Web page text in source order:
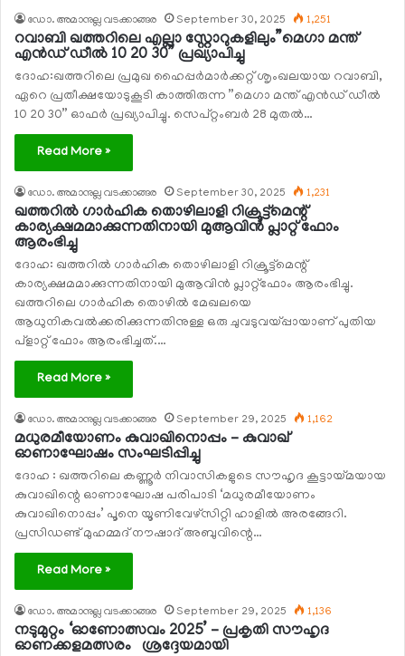
ഡോ. അമാനുല്ല വടക്കാങ്ങര September 30, 2025 1,251
റവാബി ഖത്തറിലെ എല്ലാ സ്റ്റോറുകളിലും”മെഗാ മന്ത്
എന്‍ഡ് ഡീല്‍ 10 20 30” പ്രഖ്യാപിച്ചു
ദോഹ:ഖത്തറിലെ പ്രമുഖ ഹൈപ്പര്‍മാര്‍ക്കറ്റ് ശൃംഖലയായ റവാബി,
ഏറെ പ്രതീക്ഷയോടുകൂടി കാത്തിരുന്ന ”മെഗാ മന്ത് എന്‍ഡ് ഡീല്‍
10 20 30” ഓഫര്‍ പ്രഖ്യാപിച്ചു. സെപ്റ്റംബര്‍ 28 മുതല്‍…
Read More »
ഡോ. അമാനുല്ല വടക്കാങ്ങര September 30, 2025 1,231
ഖത്തറില്‍ ഗാര്‍ഹിക തൊഴിലാളി റിക്രൂട്ട്മെന്റ്
കാര്യക്ഷമമാക്കുന്നതിനായി മുആവിന്‍ പ്ലാറ്റ് ഫോം
ആരംഭിച്ചു
ദോഹ: ഖത്തറില്‍ ഗാര്‍ഹിക തൊഴിലാളി റിക്രൂട്ട്മെന്റ്
കാര്യക്ഷമമാക്കുന്നതിനായി മുആവിന്‍ പ്ലാറ്റ്ഫോം ആരംഭിച്ചു.
ഖത്തറിലെ ഗാര്‍ഹിക തൊഴില്‍ മേഖലയെ
ആധുനികവല്‍ക്കരിക്കുന്നതിനുള്ള ഒരു ചുവടുവയ്പ്പായാണ് പുതിയ
പ്‌ളാറ്റ് ഫോം ആരംഭിച്ചത്.…
Read More »
ഡോ. അമാനുല്ല വടക്കാങ്ങര September 29, 2025 1,162
മധുരമീയോണം കുവാഖിനൊപ്പം – കുവാഖ്
ഓണാഘോഷം സംഘടിപ്പിച്ചു
ദോഹ : ഖത്തറിലെ കണ്ണൂര്‍ നിവാസികളുടെ സൗഹൃദ കൂട്ടായ്മയായ
കുവാഖിന്റെ ഓണാഘോഷ പരിപാടി ‘മധുരമീയോണം
കുവാഖിനൊപ്പം’ പൂനെ യൂണിവേഴ്‌സിറ്റി ഹാളില്‍ അരങ്ങേറി.
പ്രസിഡണ്ട് മുഹമ്മദ് നൗഷാദ് അബുവിന്റെ…
Read More »
ഡോ. അമാനുല്ല വടക്കാങ്ങര September 29, 2025 1,136
നടുമുറ്റം ‘ഓണോത്സവം 2025’ – പ്രകൃതി സൗഹൃദ
ഓണക്കളമത്സരം ശ്രദ്ദേയമായി